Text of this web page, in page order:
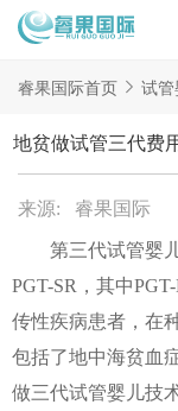
首页
试管项目
试管百科
睿果国际
睿果国际首页 试管
地贫做试管三代费
来源: 睿果国际
第三代试管婴儿
PGT-SR，其中
传性疾病患者，在
包括了地中海贫血
做三代试管婴儿技